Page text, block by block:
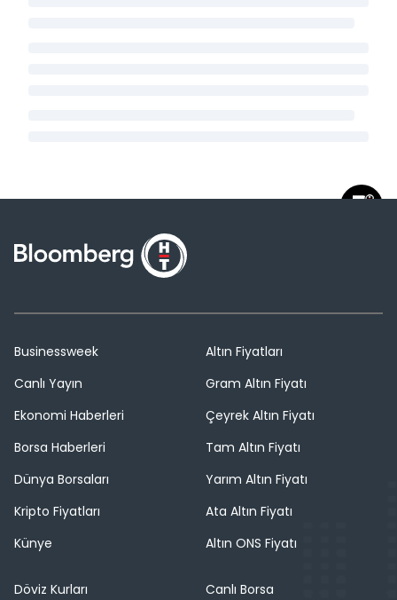
Businessweek
Canlı Yayın
Ekonomi Haberleri
Borsa Haberleri
Dünya Borsaları
Kripto Fiyatları
Künye
Altın Fiyatları
Gram Altın Fiyatı
Çeyrek Altın Fiyatı
Tam Altın Fiyatı
Yarım Altın Fiyatı
Ata Altın Fiyatı
Altın ONS Fiyatı
Döviz Kurları
Canlı Borsa